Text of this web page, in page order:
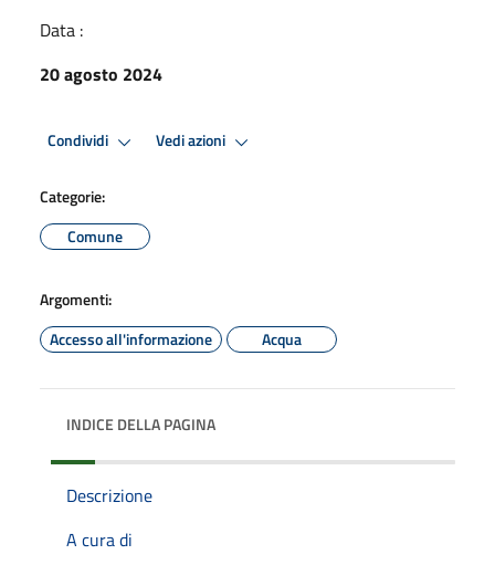
Data :
20 agosto 2024
Condividi Vedi azioni
Categorie:
Comune
Argomenti:
Accesso all'informazione
Acqua
INDICE DELLA PAGINA
Descrizione
A cura di